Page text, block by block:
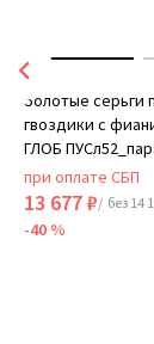
Золотые серьги
гвоздики с
ГЛОБ
при оплате СБП
13 677 ₽/ без 14
-40 %